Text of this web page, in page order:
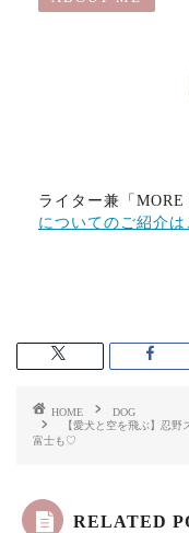
k
n
ライター兼「
についてのご紹介は
HOME
DOG
【愛犬と空を飛ぶ】忍
富士も♡
RELATED